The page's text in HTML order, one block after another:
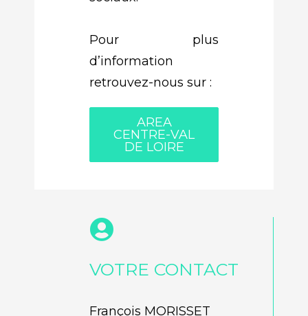
Pour plus
d’information
retrouvez-nous sur :
AREA
CENTRE-VAL
DE LOIRE
VOTRE CONTACT
François MORISSET